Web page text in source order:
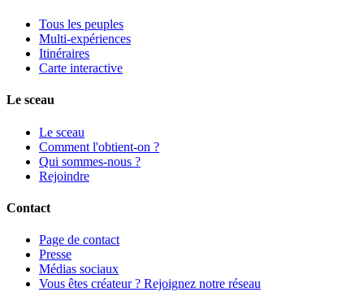
Tous les peuples
Multi-expériences
Itinéraires
Carte interactive
Le sceau
Le sceau
Comment l'obtient-on ?
Qui sommes-nous ?
Rejoindre
Contact
Page de contact
Presse
Médias sociaux
Vous êtes créateur ? Rejoignez notre réseau